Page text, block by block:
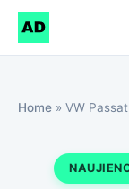
Home » VW